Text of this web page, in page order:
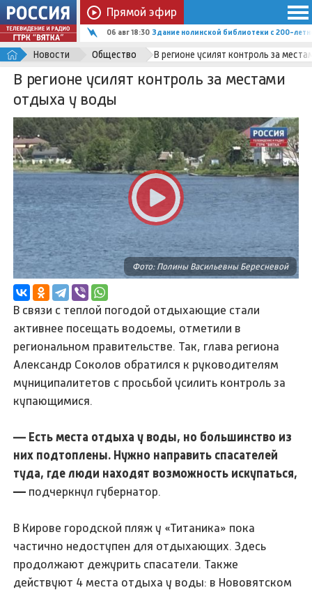
Прямой эфир
06 авг 18:30 Здание нолинской библиотеки с 200-
Новости Общество В регионе усилят контроль за
В регионе усилят контроль за местами
отдыха у воды
Фото: Полины Васильевны Бересневой
В связи с теплой погодой отдыхающие стали
активнее посещать водоемы, отметили в
региональном правительстве. Так, глава региона
Александр Соколов обратился к руководителям
муниципалитетов с просьбой усилить контроль за
купающимися.
— Есть места отдыха у воды, но большинство из
них подтоплены. Нужно направить спасателей
туда, где люди находят возможность искупаться,
— подчеркнул губернатор.
В Кирове городской пляж у «Титаника» пока
частично недоступен для отдыхающих. Здесь
продолжают дежурить спасатели. Также
действуют 4 места отдыха у воды: в Нововятском